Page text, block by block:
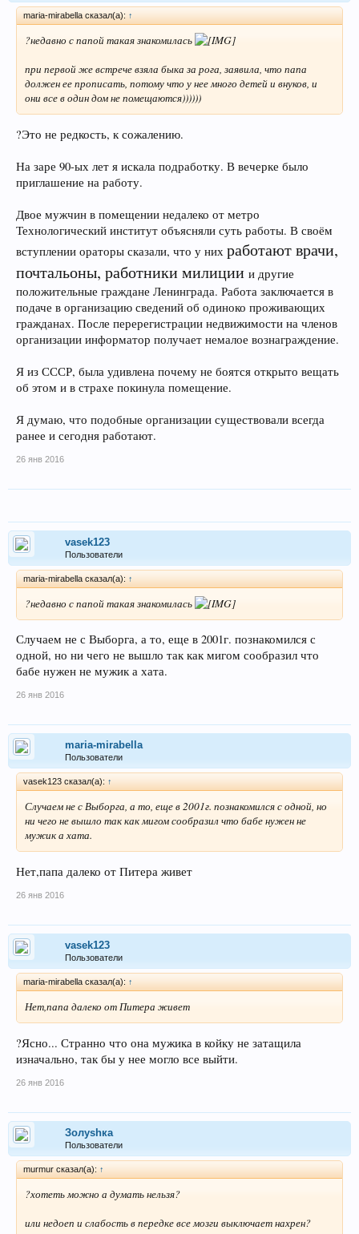
maria-mirabella сказал(а): ↑
?недавно с папой такая знакомилась
при первой же встрече взяла быка за рога, заявила, что папа
должен ее прописать, потому что у нее много детей и внуков, и
они все в один дом не помещаются))))))
?Это не редкость, к сожалению.
На заре 90-ых лет я искала подработку. В вечерке было
приглашение на работу.
Двое мужчин в помещении недалеко от метро
Технологический институт объясняли суть работы. В своём
вступлении ораторы сказали, что у них работают врачи,
почтальоны, работники милиции и другие
положительные граждане Ленинграда. Работа заключается в
подаче в организацию сведений об одиноко проживающих
гражданах. После перерегистрации недвижимости на членов
организации информатор получает немалое вознаграждение.
Я из СССР, была удивлена почему не боятся открыто вещать
об этом и в страхе покинула помещение.
Я думаю, что подобные организации существовали всегда
ранее и сегодня работают.
26 янв 2016
vasek123
Пользователи
maria-mirabella сказал(а): ↑
?недавно с папой такая знакомилась
Случаем не с Выборга, а то, еще в 2001г. познакомился с
одной, но ни чего не вышло так как мигом сообразил что
бабе нужен не мужик а хата.
26 янв 2016
maria-mirabella
Пользователи
vasek123 сказал(а): ↑
Случаем не с Выборга, а то, еще в 2001г. познакомился с одной, но
ни чего не вышло так как мигом сообразил что бабе нужен не
мужик а хата.
Нет,папа далеко от Питера живет
26 янв 2016
vasek123
Пользователи
maria-mirabella сказал(а): ↑
Нет,папа далеко от Питера живет
?Ясно... Странно что она мужика в койку не затащила
изначально, так бы у нее могло все выйти.
26 янв 2016
Золуshка
Пользователи
murmur сказал(а): ↑
?хотеть можно а думать нельзя?
или недоеп и слабость в передке все мозги выключает нахрен?